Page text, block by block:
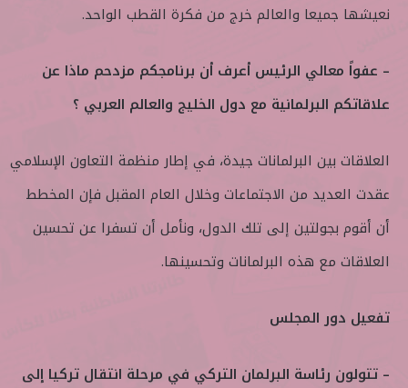
نعيشها جميعا والعالم خرج من فكرة القطب الواحد.
– عفواً معالي الرئيس أعرف أن برنامجكم مزدحم ماذا عن
علاقاتكم البرلمانية مع دول الخليج والعالم العربي ؟
العلاقات بين البرلمانات جيدة، في إطار منظمة التعاون الإسلامي
عقدت العديد من الاجتماعات وخلال العام المقبل فإن المخطط
أن أقوم بجولتين إلى تلك الدول، ونأمل أن تسفرا عن تحسين
العلاقات مع هذه البرلمانات وتحسينها.
تفعيل دور المجلس
– تتولون رئاسة البرلمان التركي في مرحلة انتقال تركيا إلى